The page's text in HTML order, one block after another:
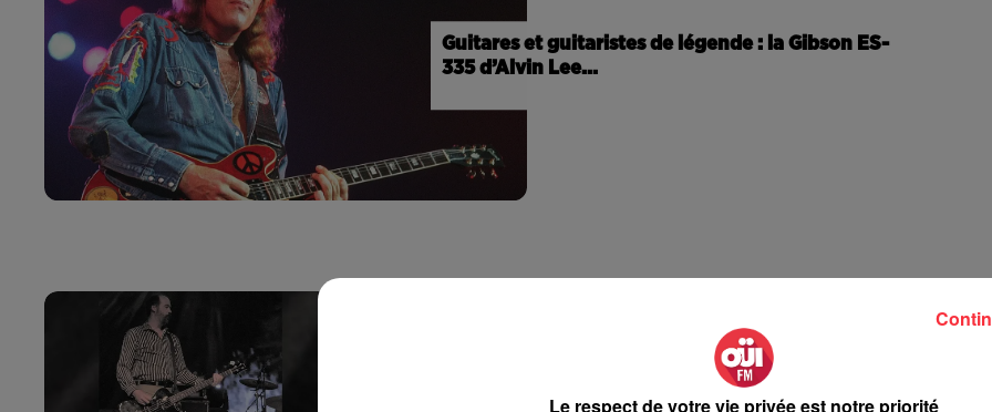
Guitares et guitaristes de légende : la Gibson ES-
335 d’Alvin Lee...
Le respect de votre vie privée est notre priorité